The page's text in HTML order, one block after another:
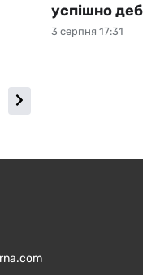
3 серпня 17:31
успішно